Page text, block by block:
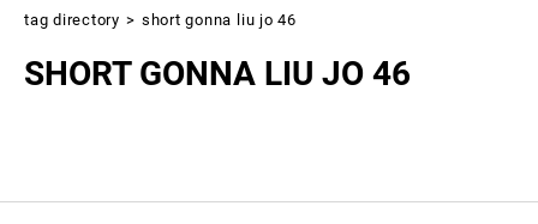
tag directory > short gonna liu jo 46
SHORT GONNA LIU JO 46